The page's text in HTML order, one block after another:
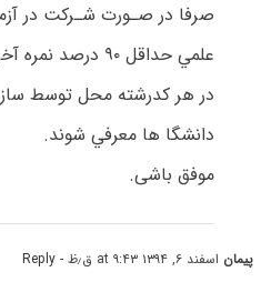
ﺻﺮﻓﺎ در ﺻـﻮرت ﺷـﺮﻛﺖ در
ﻋﻠﻤﻲ ﺣﺪاﻗﻞ ۹۰
در ﻫﺮ ﻛﺪرﺷﺘﻪ ﻣﺤﻞ ﺗﻮﺳﻂ
دانشگا ها ﻣﻌﺮﻓﻲ ﺷﻮﻧﺪ.
موفق باشی.
پیمان اسفند ۶, ۱۳۹۴ at ۹:۴۳ ق٫ظ - Reply